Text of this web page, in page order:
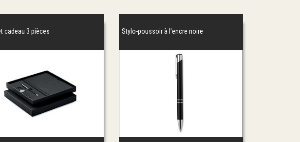
cadeau 3 pièces Stylo-poussoir à l'encre noire